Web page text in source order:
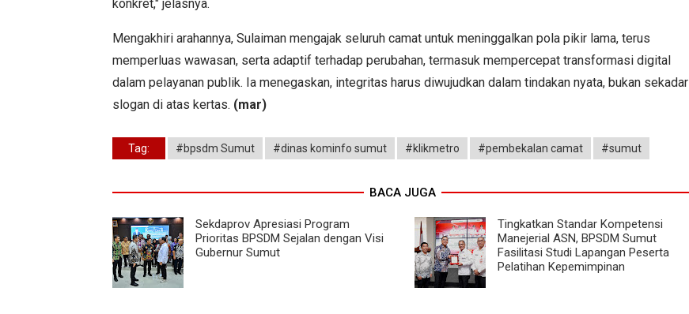
konkret," jelasnya.
Mengakhiri arahannya, Sulaiman mengajak seluruh camat untuk meninggalkan pola pikir lama, terus
memperluas wawasan, serta adaptif terhadap perubahan, termasuk mempercepat transformasi digital
dalam pelayanan publik. Ia menegaskan, integritas harus diwujudkan dalam tindakan nyata, bukan sekadar
slogan di atas kertas. (mar)
Tag: #bpsdm Sumut #dinas kominfo sumut #klikmetro #pembekalan camat #sumut
BACA JUGA
Sekdaprov Apresiasi Program
Prioritas BPSDM Sejalan dengan Visi
Gubernur Sumut
Tingkatkan Standar Kompetensi
Manejerial ASN, BPSDM Sumut
Fasilitasi Studi Lapangan Peserta
Pelatihan Kepemimpinan